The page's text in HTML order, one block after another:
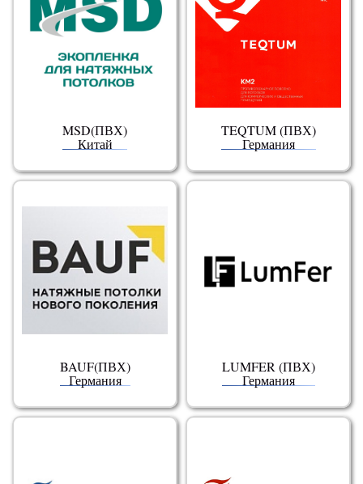
MSD(ПВХ)
Китай
TEQTUM (ПВХ)
Германия
BAUF(ПВХ)
Германия
LUMFER (ПВХ)
Германия